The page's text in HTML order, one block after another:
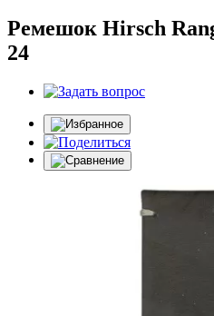
Ремешок Hirsch
24